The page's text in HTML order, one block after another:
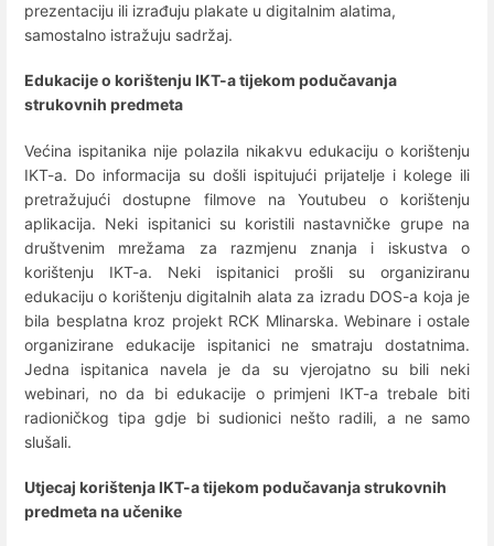
prezentaciju ili izrađuju plakate u digitalnim alatima,
samostalno istražuju sadržaj.
Edukacije o korištenju IKT-a tijekom podučavanja
strukovnih predmeta
Većina ispitanika nije polazila nikakvu edukaciju o korištenju
IKT-a. Do informacija su došli ispitujući prijatelje i kolege ili
pretražujući dostupne filmove na Youtubeu o korištenju
aplikacija. Neki ispitanici su koristili nastavničke grupe na
društvenim mrežama za razmjenu znanja i iskustva o
korištenju IKT-a. Neki ispitanici prošli su organiziranu
edukaciju o korištenju digitalnih alata za izradu DOS-a koja je
bila besplatna kroz projekt RCK Mlinarska. Webinare i ostale
organizirane edukacije ispitanici ne smatraju dostatnima.
Jedna ispitanica navela je da su vjerojatno su bili neki
webinari, no da bi edukacije o primjeni IKT-a trebale biti
radioničkog tipa gdje bi sudionici nešto radili, a ne samo
slušali.
Utjecaj korištenja IKT-a tijekom podučavanja strukovnih
predmeta na učenike